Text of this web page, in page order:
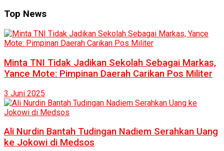
Top News
Minta TNI Tidak Jadikan Sekolah Sebagai Markas,
Yance Mote: Pimpinan Daerah Carikan Pos Militer
3 Juni 2025
Ali Nurdin Bantah Tudingan Nadiem Serahkan Uang
ke Jokowi di Medsos